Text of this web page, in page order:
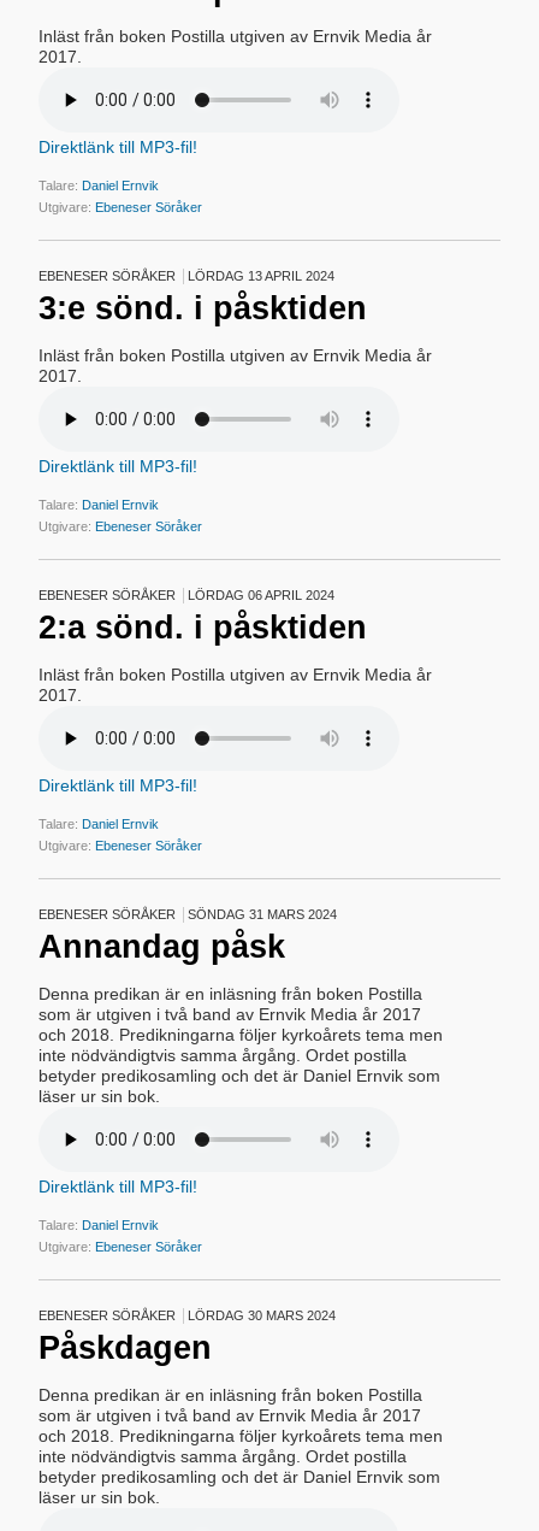
Inläst från boken Postilla utgiven av Ernvik Media år
2017.
Direktlänk till MP3-fil!
Talare:Daniel Ernvik
Utgivare:Ebeneser Söråker
EBENESER SÖRÅKER LÖRDAG 13 APRIL 2024
3:e sönd. i påsktiden
Inläst från boken Postilla utgiven av Ernvik Media år
2017.
Direktlänk till MP3-fil!
Talare:Daniel Ernvik
Utgivare:Ebeneser Söråker
EBENESER SÖRÅKER LÖRDAG 06 APRIL 2024
2:a sönd. i påsktiden
Inläst från boken Postilla utgiven av Ernvik Media år
2017.
Direktlänk till MP3-fil!
Talare:Daniel Ernvik
Utgivare:Ebeneser Söråker
EBENESER SÖRÅKER SÖNDAG 31 MARS 2024
Annandag påsk
Denna predikan är en inläsning från boken Postilla
som är utgiven i två band av Ernvik Media år 2017
och 2018. Predikningarna följer kyrkoårets tema men
inte nödvändigtvis samma årgång. Ordet postilla
betyder predikosamling och det är Daniel Ernvik som
läser ur sin bok.
Direktlänk till MP3-fil!
Talare:Daniel Ernvik
Utgivare:Ebeneser Söråker
EBENESER SÖRÅKER LÖRDAG 30 MARS 2024
Påskdagen
Denna predikan är en inläsning från boken Postilla
som är utgiven i två band av Ernvik Media år 2017
och 2018. Predikningarna följer kyrkoårets tema men
inte nödvändigtvis samma årgång. Ordet postilla
betyder predikosamling och det är Daniel Ernvik som
läser ur sin bok.